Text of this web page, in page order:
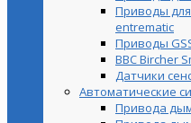
Приводы
entrematic
Приводы
BBC Bircher
Датчики
Автоматические
Привода